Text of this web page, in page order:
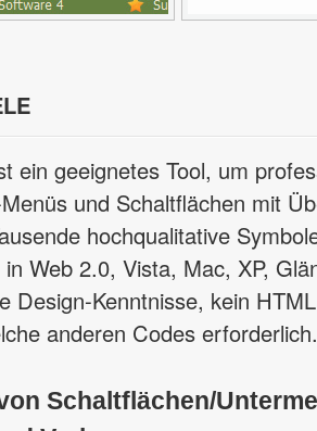
ein geeignetes Tool, um
und Schaltflächen mit
hochqualitative
Web 2.0, Vista, Mac, XP,
Design-Kenntnisse, kein
anderen Codes erforderlich.
Schaltflächen/